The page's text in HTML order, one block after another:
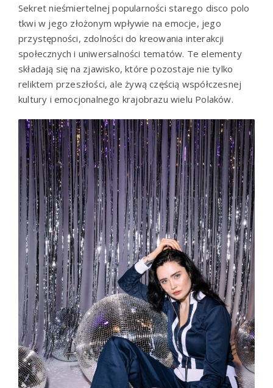
Sekret nieśmiertelnej popularności starego disco polo
tkwi w jego złożonym wpływie na emocje, jego
przystępności, zdolności do kreowania interakcji
społecznych i uniwersalności tematów. Te elementy
składają się na zjawisko, które pozostaje nie tylko
reliktem przeszłości, ale żywą częścią współczesnej
kultury i emocjonalnego krajobrazu wielu Polaków.